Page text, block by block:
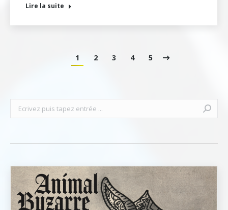
Lire la suite
1 2 3 4 5
Recherche
: